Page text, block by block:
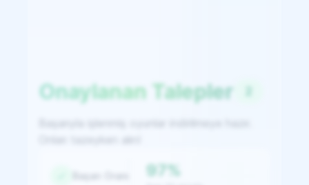
Onaylanan Talepler
97%